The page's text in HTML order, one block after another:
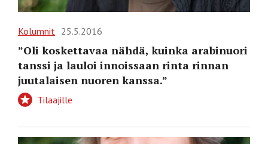
Kolumnit 25.5.2016
”Oli koskettavaa nähdä, kuinka arabinuori
tanssi ja lauloi innoissaan rinta rinnan
juutalaisen nuoren kanssa.”
Tilaajille